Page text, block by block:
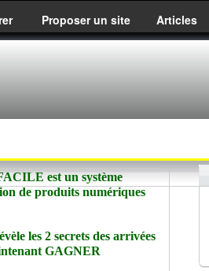
Proposer un site Articles
est un système
de produits numériques
les 2 secrets des arrivées
GAGNER